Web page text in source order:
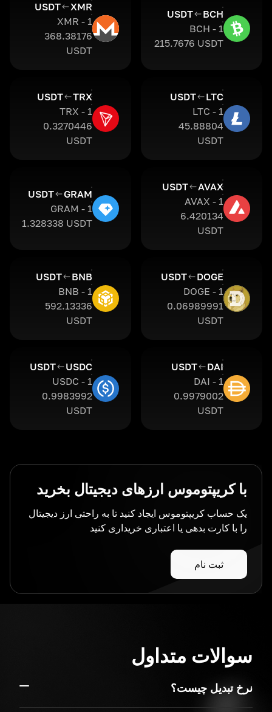
BCH
USDT
1 BCH -
215.7676 USDT
XMR
USDT
1 XMR -
368.38176
USDT
LTC
USDT
1 LTC -
45.88804
USDT
TRX
USDT
1 TRX -
0.3270446
USDT
AVAX
USDT
1 AVAX -
6.420134
USDT
GRAM
USDT
1 GRAM -
1.328338 USDT
DOGE
USDT
1 DOGE -
0.06989991
USDT
BNB
USDT
1 BNB -
592.13336
USDT
DAI
USDT
1 DAI -
0.9979002
USDT
USDC
USDT
1 USDC -
0.9983992
USDT
با کریپتوموس ارزهای دیجیتال بخرید
یک حساب کریپتوموس ایجاد کنید تا به راحتی ارز دیجیتال
را با کارت بدهی یا اعتباری خریداری کنید
ثبت نام
سوالات متداول
نرخ تبدیل چیست؟